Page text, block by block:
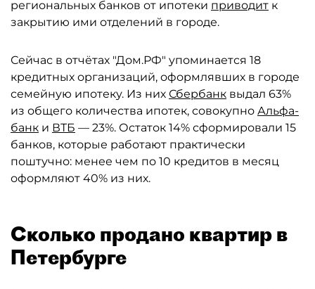
региональных банков от ипотеки приводит к
закрытию ими отделений в городе.
Сейчас в отчётах "Дом.РФ" упоминается 18
кредитных организаций, оформлявших в городе
семейную ипотеку. Из них Сбербанк выдал 63%
из общего количества ипотек, совокупно Альфа-
банк и ВТБ — 23%. Остаток 14% сформировали 15
банков, которые работают практически
поштучно: менее чем по 10 кредитов в месяц
оформляют 40% из них.
Сколько продано квартир в
Петербурге